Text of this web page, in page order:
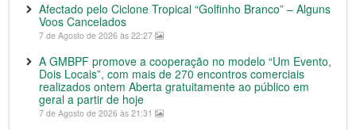
Afectado pelo Ciclone Tropical “Golfinho Branco” – Alguns
Voos Cancelados
7 de Agosto de 2026 às 22:27
A GMBPF promove a cooperação no modelo “Um Evento,
Dois Locais”, com mais de 270 encontros comerciais
realizados ontem Aberta gratuitamente ao público em
geral a partir de hoje
7 de Agosto de 2026 às 21:31